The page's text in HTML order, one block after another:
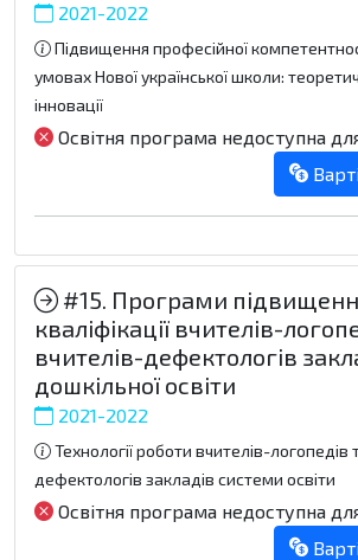
2021-2022
Підвищення професійної
умовах Нової української школи:
інновації
Освітня програма недоступна
#15. Програми
кваліфікації вчителів-
вчителів-дефектологів
дошкільної освіти
2021-2022
Технології роботи вчителів-логопедів
дефектологів закладів системи освіти
Освітня програма недоступна